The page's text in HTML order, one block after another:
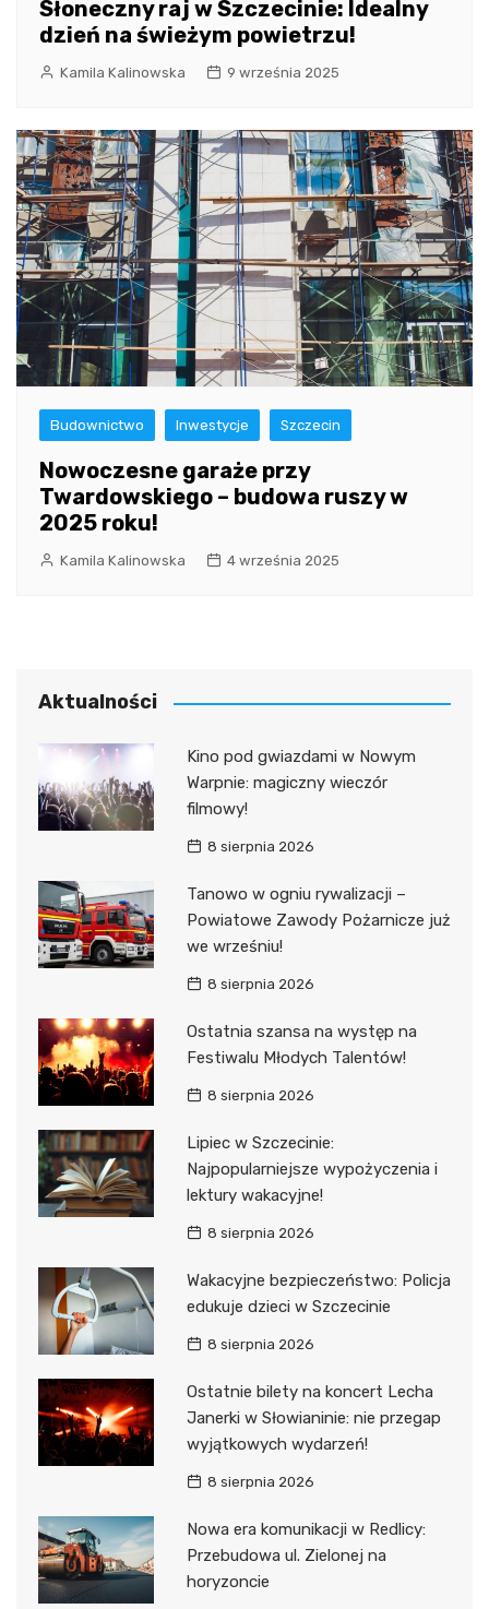
Słoneczny raj w Szczecinie: Idealny
dzień na świeżym powietrzu!
Kamila Kalinowska 9 września 2025
Budownictwo Inwestycje Szczecin
Nowoczesne garaże przy
Twardowskiego – budowa ruszy w
2025 roku!
Kamila Kalinowska 4 września 2025
Aktualności
Kino pod gwiazdami w Nowym
Warpnie: magiczny wieczór
filmowy!
8 sierpnia 2026
Tanowo w ogniu rywalizacji –
Powiatowe Zawody Pożarnicze już
we wrześniu!
8 sierpnia 2026
Ostatnia szansa na występ na
Festiwalu Młodych Talentów!
8 sierpnia 2026
Lipiec w Szczecinie:
Najpopularniejsze wypożyczenia i
lektury wakacyjne!
8 sierpnia 2026
Wakacyjne bezpieczeństwo: Policja
edukuje dzieci w Szczecinie
8 sierpnia 2026
Ostatnie bilety na koncert Lecha
Janerki w Słowianinie: nie przegap
wyjątkowych wydarzeń!
8 sierpnia 2026
Nowa era komunikacji w Redlicy:
Przebudowa ul. Zielonej na
horyzoncie